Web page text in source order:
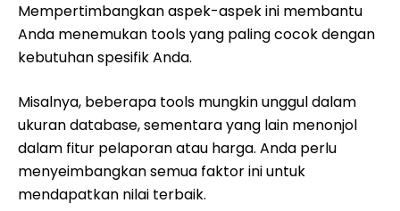
Mempertimbangkan aspek-aspek ini membantu
Anda menemukan tools yang paling cocok dengan
kebutuhan spesifik Anda.
Misalnya, beberapa tools mungkin unggul dalam
ukuran database, sementara yang lain menonjol
dalam fitur pelaporan atau harga. Anda perlu
menyeimbangkan semua faktor ini untuk
mendapatkan nilai terbaik.